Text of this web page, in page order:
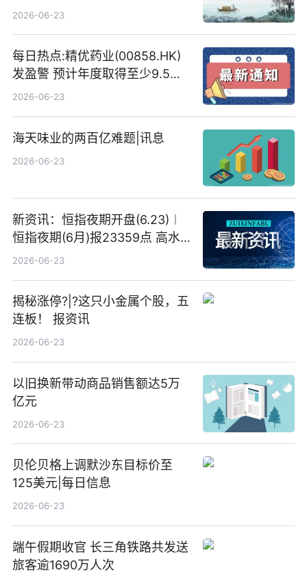
高IBM(IBM.US)戴尔(DELL.US)
2026-06-23
每日热点:精优药业(00858.HK)
发盈警 预计年度取得至少9.5亿
港元的亏损 同比盈转亏
2026-06-23
海天味业的两百亿难题|讯息
2026-06-23
新资讯：恒指夜期开盘(6.23)︱
恒指夜期(6月)报23359点 高水
23点
2026-06-23
揭秘涨停?|?这只小金属个股，五
连板！ 报资讯
2026-06-23
以旧换新带动商品销售额达5万
亿元
2026-06-23
贝伦贝格上调默沙东目标价至
125美元|每日信息
2026-06-23
端午假期收官 长三角铁路共发送
旅客逾1690万人次